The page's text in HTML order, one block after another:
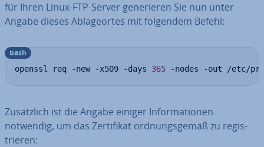
für Ihren Linux-FTP-Server ge­ne­rie­ren Sie nun unter
Angabe dieses Ab­la­ge­or­tes mit folgendem Befehl:
openssl req -new -x509 -days 365 -nodes -out /etc/
bash
Zu­sätz­lich ist die Angabe einiger In­for­ma­tio­nen
notwendig, um das Zer­ti­fi­kat ord­nungs­ge­mäß zu re­gis­
trie­ren: